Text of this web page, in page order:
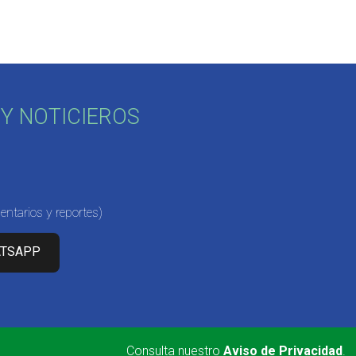
NOTICIEROS
y reportes)
Consulta nuestro Aviso de Privacidad.